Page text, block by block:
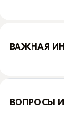
ВАЖНАЯ
ВОПРОСЫ И